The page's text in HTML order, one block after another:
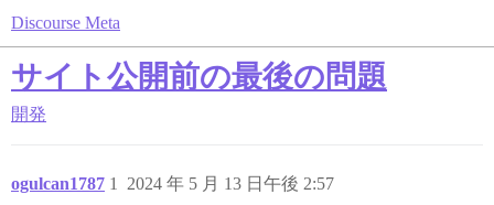
Discourse Meta
サイト公開前の最後の問題
開発
ogulcan1787 2024 年 5 月 13 日午後 2:57
1